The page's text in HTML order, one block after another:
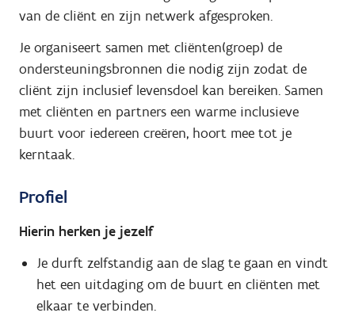
van de cliënt en zijn netwerk afgesproken.
Je organiseert samen met cliënten(groep) de
ondersteuningsbronnen die nodig zijn zodat de
cliënt zijn inclusief levensdoel kan bereiken. Samen
met cliënten en partners een warme inclusieve
buurt voor iedereen creëren, hoort mee tot je
kerntaak.
Profiel
Hierin herken je jezelf
Je durft zelfstandig aan de slag te gaan en vindt
het een uitdaging om de buurt en cliënten met
elkaar te verbinden.